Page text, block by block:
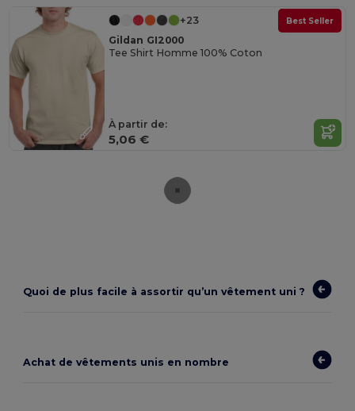
Best Seller
+23
Gildan GI2000
Tee Shirt Homme 100% Coton
À partir de:
5,06 €
Quoi de plus facile à assortir qu’un vêtement uni ?
Achat de vêtements unis en nombre